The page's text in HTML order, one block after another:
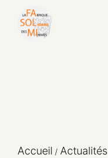
Accueil / Actualités